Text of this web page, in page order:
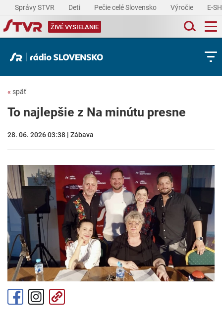
Správy STVR Deti Pečie celé Slovensko Výročie E-
ŽIVÉ VYSIELANIE
« späť
To najlepšie z Na minútu presne
28. 06. 2026 03:38 | Zábava